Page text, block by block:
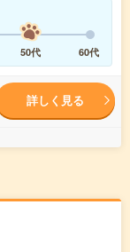
50代 60代
詳しく見る